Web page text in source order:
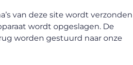
van deze site wordt verzonden
wordt opgeslagen. De
worden gestuurd naar onze